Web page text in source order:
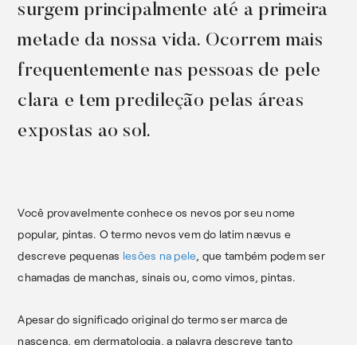
surgem principalmente até a primeira
metade da nossa vida. Ocorrem mais
frequentemente nas pessoas de pele
clara e tem predileção pelas áreas
expostas ao sol.
Você provavelmente conhece os nevos por seu nome
popular, pintas. O termo nevos vem do latim nævus e
descreve pequenas lesões na pele , que também podem ser
chamadas de manchas, sinais ou, como vimos, pintas.
Apesar do significado original do termo ser marca de
nascença, em dermatologia, a palavra descreve tanto